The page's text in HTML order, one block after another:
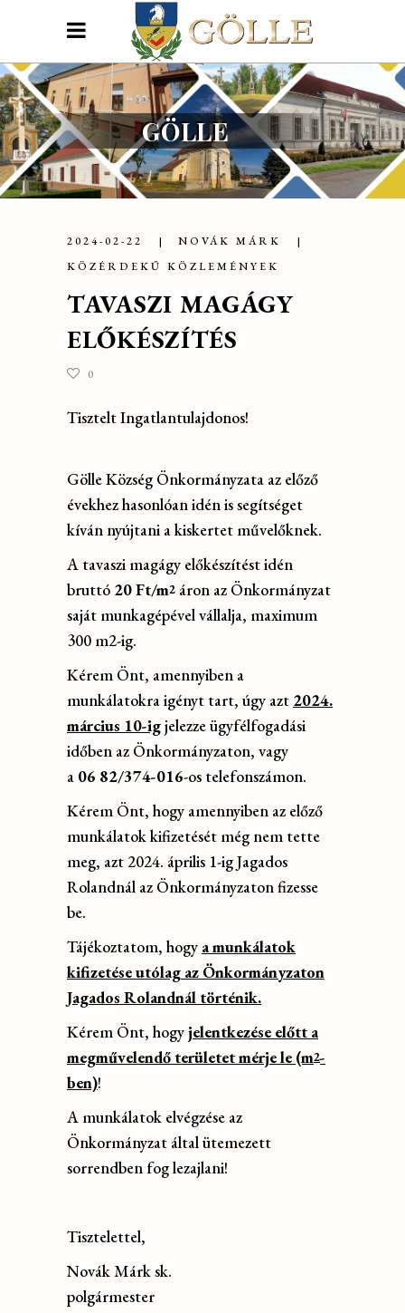
GÖLLE
2024-02-22
NOVÁK MÁRK
KÖZÉRDEKŰ KÖZLEMÉNYEK
TAVASZI MAGÁGY
ELŐKÉSZÍTÉS
0
Tisztelt Ingatlantulajdonos!
Gölle Község Önkormányzata az előző
évekhez hasonlóan idén is segítséget
kíván nyújtani a kiskertet művelőknek.
A tavaszi magágy előkészítést idén
bruttó 20 Ft/m2 áron az Önkormányzat
saját munkagépével vállalja, maximum
300 m2-ig.
Kérem Önt, amennyiben a
munkálatokra igényt tart, úgy azt 2024.
március 10-igjelezze ügyfélfogadási
időben az Önkormányzaton, vagy
a 06 82/374-016-os telefonszámon.
Kérem Önt, hogy amennyiben az előző
munkálatok kifizetését még nem tette
meg, azt 2024. április 1-ig Jagados
Rolandnál az Önkormányzaton fizesse
be.
Tájékoztatom, hogy a munkálatok
kifizetése utólag az Önkormányzaton
Jagados Rolandnál történik.
Kérem Önt, hogyjelentkezése előtt a
megművelendő területet mérje le (m2-
ben)!
A munkálatok elvégzése az
Önkormányzat által ütemezett
sorrendben fog lezajlani!
Tisztelettel,
Novák Márk sk.
polgármester